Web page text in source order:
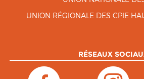
UNION RÉGIONALE DES CPIE
RÉSEAUX